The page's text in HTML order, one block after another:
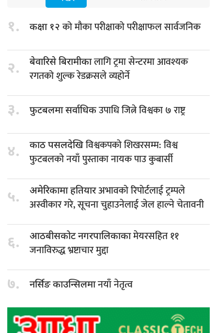
१. कक्षा १२को मौका परीक्षाको परीक्षाफल सार्वजनिक
२. बेवारिसे बिरामीकालागि ट्रमा सेन्टरमा आवश्यक
रगतको शुल्क रेडक्रसले व्यहोर्ने
३. फुटबलमा सर्वाधिकउपाधि जित्ने विश्वका ७ राष्ट्र
४. काठ पसलदेखिविश्वकपको शिखरसम्म: विश्व
फुटबलको नयाँ पुस्ताका नायक पाउ कुबार्सी
५. अमेरिकामा हतियारअभावको रिपोर्टलाई ट्रम्पले
अस्वीकार गरे, सूचना चुहाउनेलाई जेल हाल्ने चेतावनी
६. आठबीसकोट नगरपालिकाकामेयरसहित ११
जनाविरुद्ध भ्रष्टाचार मुद्दा
७. नर्सिङ काउन्सिलमानयाँ नेतृत्व